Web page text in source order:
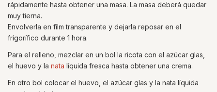
rápidamente hasta obtener una masa. La masa deberá quedar
muy tierna.
Envolverla en film transparente y dejarla reposar en el
frigorífico durante 1 hora.
Para el relleno, mezclar en un bol la ricota con el azúcar glas,
el huevo y la nata líquida fresca hasta obtener una crema.
En otro bol colocar el huevo, el azúcar glas y la nata líquida